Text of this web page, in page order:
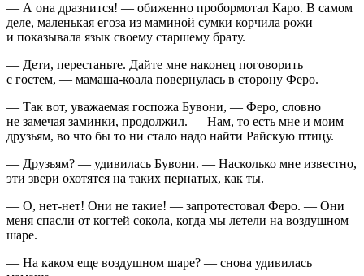
— А она дразнится! — обиженно пробормотал Каро. В самом
деле, маленькая егоза из маминой сумки корчила рожи
и показывала язык своему старшему брату.
— Дети, перестаньте. Дайте мне наконец поговорить
с гостем, — мамаша-коала повернулась в сторону Феро.
— Так вот, уважаемая госпожа Бувони, — Феро, словно
не замечая заминки, продолжил. — Нам, то есть мне и моим
друзьям, во что бы то ни стало надо найти Райскую птицу.
— Друзьям? — удивилась Бувони. — Насколько мне известно,
эти звери охотятся на таких пернатых, как ты.
— О, нет-нет! Они не такие! — запротестовал Феро. — Они
меня спасли от когтей сокола, когда мы летели на воздушном
шаре.
— На каком еще воздушном шаре? — снова удивилась